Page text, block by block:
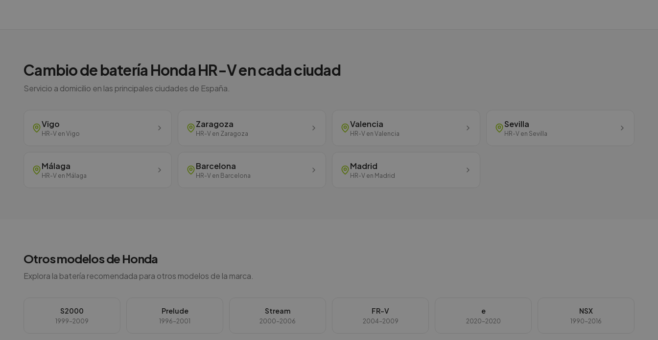
Cambio de batería HondaHR-Ven cada ciudad
Servicio a domicilio en las principales ciudades de España.
Vigo
HR-V en Vigo
Zaragoza
HR-V en Zaragoza
Valencia
HR-V en Valencia
Sevilla
HR-V en Sevilla
Málaga
HR-V en Málaga
Barcelona
HR-V en Barcelona
Madrid
HR-V en Madrid
Otros modelos de Honda
Explora la batería recomendada para otros modelos de la marca.
S2000
1999-2009
Prelude
1996-2001
Stream
2000-2006
FR-V
2004-2009
e
2020-2020
NSX
1990-2016